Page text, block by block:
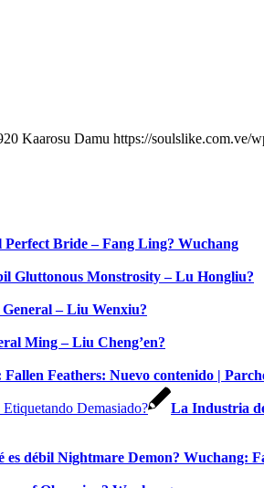
Kaarosu Damu https://soulslike.com.ve/
Perfect Bride – Fang Ling? Wuchang
Gluttonous Monstrosity – Lu Hongliu?
– Liu Wenxiu?
Ming – Liu Cheng’en?
Feathers: Nuevo contenido |
La Industria
es débil Nightmare Demon? Wuchang: